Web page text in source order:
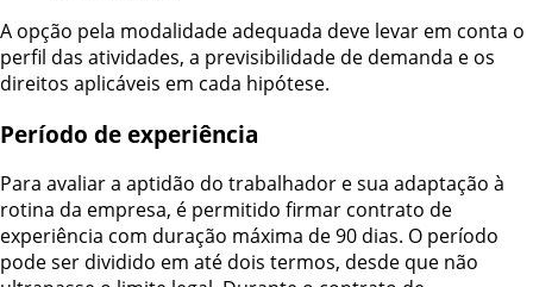
A opção pela modalidade adequada deve levar em conta o
perfil das atividades, a previsibilidade de demanda e os
direitos aplicáveis em cada hipótese.
Período de experiência
Para avaliar a aptidão do trabalhador e sua adaptação à
rotina da empresa, é permitido firmar contrato de
experiência com duração máxima de 90 dias. O período
pode ser dividido em até dois termos, desde que não